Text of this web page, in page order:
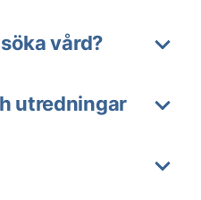
vård?
utredningar